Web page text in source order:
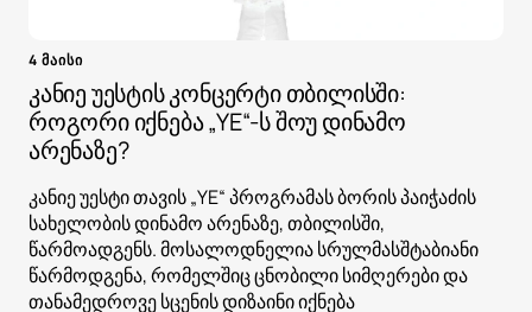
4 მაისი
კანიე უესტის კონცერტი თბილისში:
როგორი იქნება „YE“-ს შოუ დინამო
არენაზე?
კანიე უესტი თავის „YE“ პროგრამას ბორის პაიჭაძის
სახელობის დინამო არენაზე, თბილისში,
წარმოადგენს. მოსალოდნელია სრულმასშტაბიანი
წარმოდგენა, რომელშიც ცნობილი სიმღერები და
თანამედროვე სცენის დიზაინი იქნება